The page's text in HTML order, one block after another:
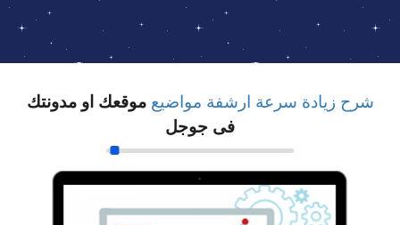
شرح زيادة سرعة ارشفة مواضيعموقعك او مدونتك
فى جوجل